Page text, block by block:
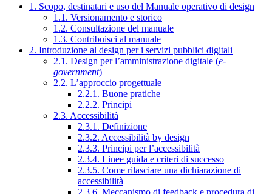
1. Scopo, destinatari e uso del Manuale operativo di design
1.1. Versionamento e storico
1.2. Consultazione del manuale
1.3. Contribuisci al manuale
2. Introduzione al design per i servizi pubblici digitali
2.1. Design per l’amministrazione digitale (e-
government)
2.2. L’approccio progettuale
2.2.1. Buone pratiche
2.2.2. Principi
2.3. Accessibilità
2.3.1. Definizione
2.3.2. Accessibilità by design
2.3.3. Principi per l’accessibilità
2.3.4. Linee guida e criteri di successo
2.3.5. Come rilasciare una dichiarazione di
accessibilità
2.3.6. Meccanismo di feedback e procedura di